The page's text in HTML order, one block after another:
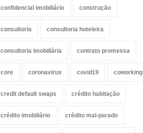
confidencial imobiliário construção
consultoria consultoria hoteleira
consultoria imobiliária contrato promessa
core coronavirus covid19 coworking
credit default swaps crédito habitação
crédito imobiliário crédito mal-parado